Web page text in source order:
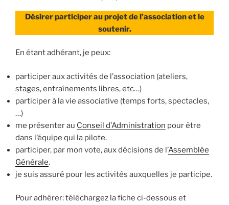
Désirer participer au projet de l’association et le
soutenir.
En étant adhérant, je peux:
participer aux activités de l’association (ateliers,
stages, entraînements libres, etc…)
participer à la vie associative (temps forts, spectacles,
…)
me présenter au Conseil d’Administration pour être
dans l’équipe qui la pilote.
participer, par mon vote, aux décisions de l’Assemblée
Générale.
je suis assuré pour les activités auxquelles je participe.
Pour adhérer: téléchargez la fiche ci-dessous et